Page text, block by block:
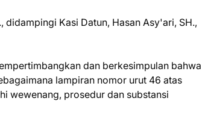
didampingi Kasi Datun, Hasan Asy'ari, SH.,
dan berkesimpulan bahwa
lampiran nomor urut 46 atas
wewenang, prosedur dan substansi